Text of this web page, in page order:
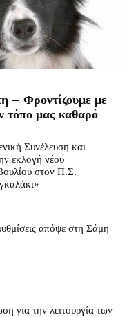
– Φροντίζουμε με
τόπο μας καθαρό
Συνέλευση και
εκλογή νέου
στον Π.Σ.
απόψε στη Σάμη
για την λειτουργία των